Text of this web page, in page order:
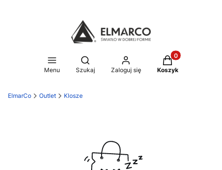
Menu
Otwórz wyszukiwarkę
Szukaj Zaloguj się
Produkty w
Koszyk
ElmarCo Outlet Klosze